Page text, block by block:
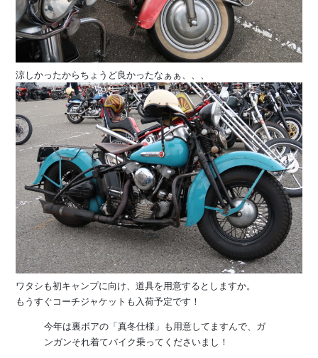
涼しかったからちょうど良かったなぁぁ、、、
ワタシも初キャンプに向け、道具を用意するとしますか。
もうすぐコーチジャケットも入荷予定です！
今年は裏ボアの「真冬仕様」も用意してますんで、ガ
ンガンそれ着てバイク乗ってくださいまし！